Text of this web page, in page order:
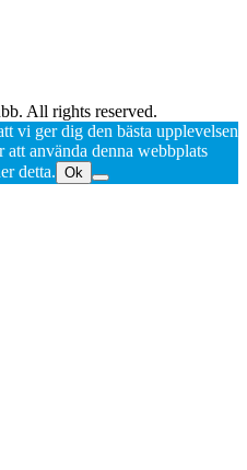
All rights reserved.
vi ger dig den bästa upplevelsen
använda denna webbplats
detta. Ok